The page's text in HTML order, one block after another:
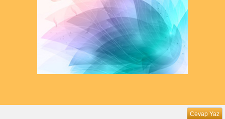
Cevap Yaz